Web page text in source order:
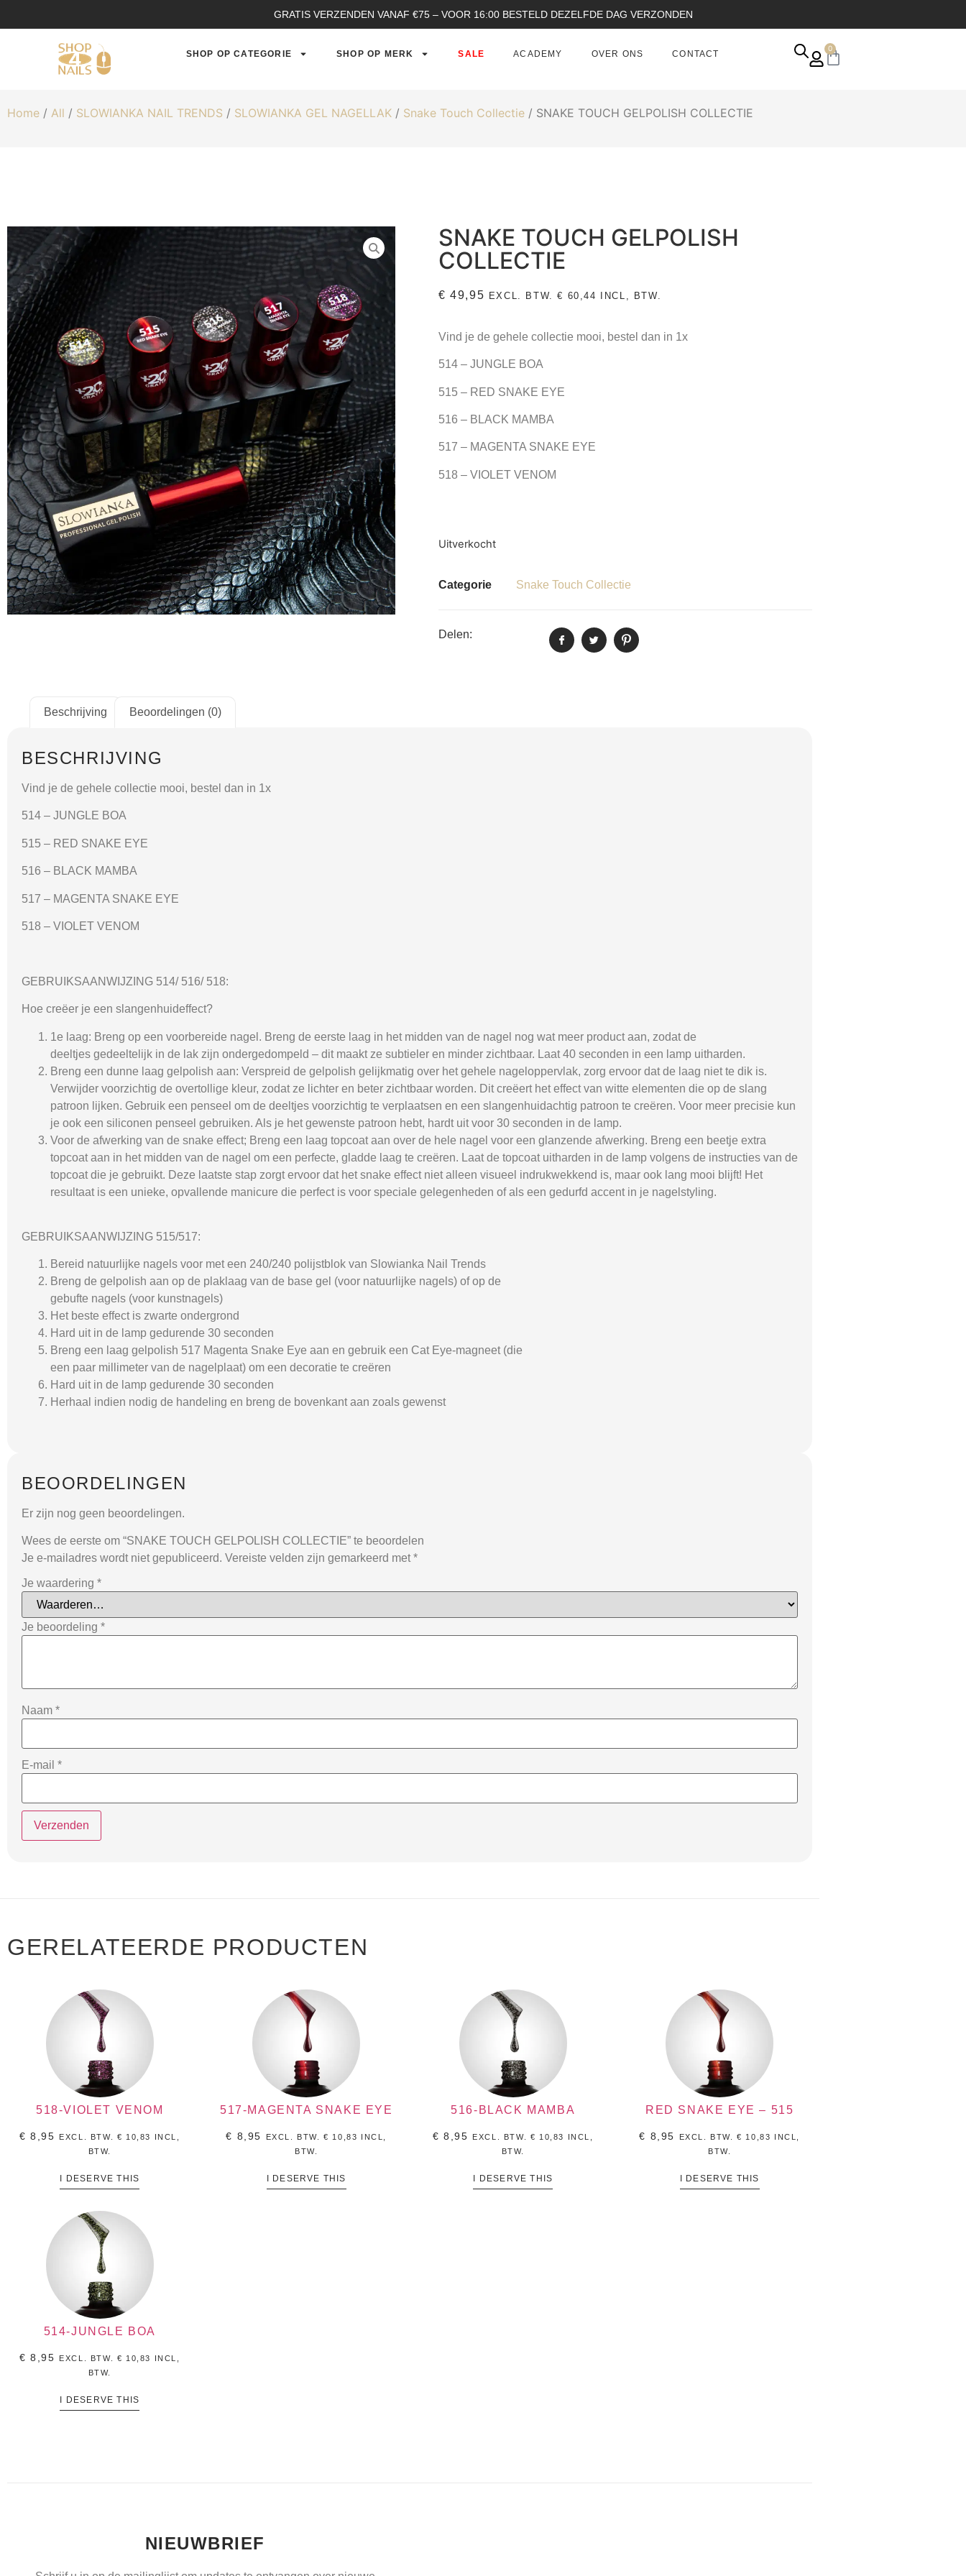
GRATIS VERZENDEN VANAF €75 – VOOR 16:00 BESTELD DEZELFDE DAG VERZONDEN
SHOP OP CATEGORIE SHOP OP MERK SALE ACADEMY OVER ONS CONTACT
0
Home / All / SLOWIANKA NAIL TRENDS / SLOWIANKA GEL NAGELLAK / Snake Touch Collectie / SNAKE TOUCH GELPOLISH COLLECTIE
SNAKE TOUCH GELPOLISH
COLLECTIE
€ 49,95 EXCL. BTW.€ 60,44 INCL, BTW.
Vind je de gehele collectie mooi, bestel dan in 1x
514 – JUNGLE BOA
515 – RED SNAKE EYE
516 – BLACK MAMBA
517 – MAGENTA SNAKE EYE
518 – VIOLET VENOM
Uitverkocht
Categorie Snake Touch Collectie
Delen:
Beschrijving Beoordelingen (0)
BESCHRIJVING
Vind je de gehele collectie mooi, bestel dan in 1x
514 – JUNGLE BOA
515 – RED SNAKE EYE
516 – BLACK MAMBA
517 – MAGENTA SNAKE EYE
518 – VIOLET VENOM
GEBRUIKSAANWIJZING 514/ 516/ 518:
Hoe creëer je een slangenhuideffect?
1e laag: Breng op een voorbereide nagel. Breng de eerste laag in het midden van de nagel nog wat meer product aan, zodat de
deeltjes gedeeltelijk in de lak zijn ondergedompeld – dit maakt ze subtieler en minder zichtbaar. Laat 40 seconden in een lamp uitharden.
Breng een dunne laag gelpolish aan: Verspreid de gelpolish gelijkmatig over het gehele nageloppervlak, zorg ervoor dat de laag niet te dik is.
Verwijder voorzichtig de overtollige kleur, zodat ze lichter en beter zichtbaar worden. Dit creëert het effect van witte elementen die op de slang
patroon lijken. Gebruik een penseel om de deeltjes voorzichtig te verplaatsen en een slangenhuidachtig patroon te creëren. Voor meer precisie kun
je ook een siliconen penseel gebruiken. Als je het gewenste patroon hebt, hardt uit voor 30 seconden in de lamp.
Voor de afwerking van de snake effect; Breng een laag topcoat aan over de hele nagel voor een glanzende afwerking. Breng een beetje extra
topcoat aan in het midden van de nagel om een perfecte, gladde laag te creëren. Laat de topcoat uitharden in de lamp volgens de instructies van de
topcoat die je gebruikt. Deze laatste stap zorgt ervoor dat het snake effect niet alleen visueel indrukwekkend is, maar ook lang mooi blijft! Het
resultaat is een unieke, opvallende manicure die perfect is voor speciale gelegenheden of als een gedurfd accent in je nagelstyling.
GEBRUIKSAANWIJZING 515/517:
Bereid natuurlijke nagels voor met een 240/240 polijstblok van Slowianka Nail Trends
Breng de gelpolish aan op de plaklaag van de base gel (voor natuurlijke nagels) of op de
gebufte nagels (voor kunstnagels)
Het beste effect is zwarte ondergrond
Hard uit in de lamp gedurende 30 seconden
Breng een laag gelpolish 517 Magenta Snake Eye aan en gebruik een Cat Eye-magneet (die
een paar millimeter van de nagelplaat) om een ​​decoratie te creëren
Hard uit in de lamp gedurende 30 seconden
Herhaal indien nodig de handeling en breng de bovenkant aan zoals gewenst
BEOORDELINGEN
Er zijn nog geen beoordelingen.
Wees de eerste om “SNAKE TOUCH GELPOLISH COLLECTIE” te beoordelen
Je e-mailadres wordt niet gepubliceerd. Vereiste velden zijn gemarkeerd met *
Je waardering *
Je beoordeling *
Naam *
E-mail *
GERELATEERDE PRODUCTEN
518-VIOLET VENOM
€ 8,95 EXCL. BTW. € 10,83
INCL,
BTW.
I DESERVE THIS
517-MAGENTA SNAKE EYE
€ 8,95 EXCL. BTW.€ 10,83 INCL,
BTW.
I DESERVE THIS
516-BLACK MAMBA
€ 8,95 EXCL. BTW. € 10,83
INCL,
BTW.
I DESERVE THIS
RED SNAKE EYE – 515
€ 8,95 EXCL. BTW.€ 10,83 INCL,
BTW.
I DESERVE THIS
514-JUNGLE BOA
€ 8,95 EXCL. BTW. € 10,83
INCL,
BTW.
I DESERVE THIS
NIEUWBRIEF